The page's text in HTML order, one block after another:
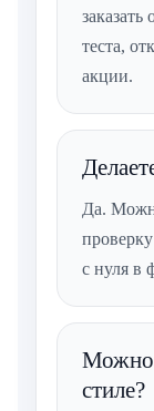
теста,
акции.
Да.
проверку
с нуля в
Можно
стиле?